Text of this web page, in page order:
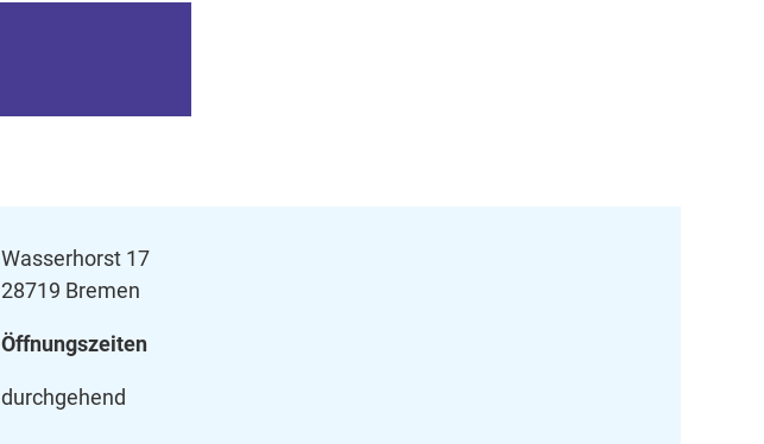
Wasserhorst 17
28719 Bremen
Öffnungszeiten
durchgehend